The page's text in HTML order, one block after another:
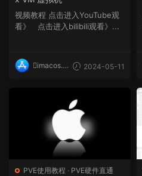
视频教程 点击进入YouTube观
看》 点击进入bilibili观看》...
imacos.t
2024-05-11
PVE使用教程 · PVE硬件直通